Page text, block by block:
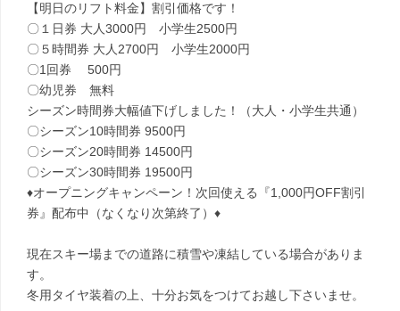
【明日のリフト料金】割引価格です！
〇１日券 大人3000円 小学生2500円
〇５時間券 大人2700円 小学生2000円
〇1回券 500円
〇幼児券 無料
シーズン時間券大幅値下げしました！（大人・小学生共通）
〇シーズン10時間券 9500円
〇シーズン20時間券 14500円
〇シーズン30時間券 19500円
♦オープニングキャンペーン！次回使える『1,000円OFF割引
券』配布中（なくなり次第終了）♦
現在スキー場までの道路に積雪や凍結している場合がありま
す。
冬用タイヤ装着の上、十分お気をつけてお越し下さいませ。